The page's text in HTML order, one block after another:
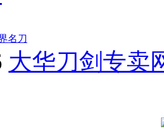
名刀
大华刀剑专卖